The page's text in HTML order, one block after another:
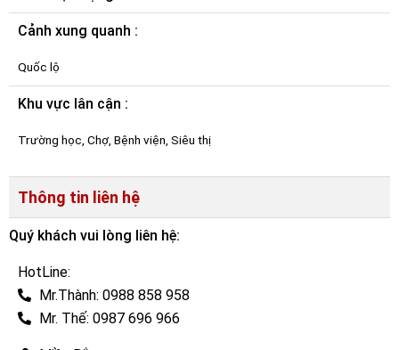
Cảnh xung quanh :
Quốc lộ
Khu vực lân cận :
Trường học, Chợ, Bệnh viện, Siêu thị
Thông tin liên hệ
Quý khách vui lòng liên hệ:
HotLine:
Mr.Thành: 0988 858 958
Mr. Thế: 0987 696 966